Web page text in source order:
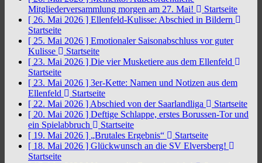
Mitgliederversammlung morgen am 27. Mai!
Startseite
[ 26. Mai 2026 ] Ellenfeld-Kulisse: Abschied in Bildern
Startseite
[ 25. Mai 2026 ] Emotionaler Saisonabschluss vor guter
Kulisse
Startseite
[ 23. Mai 2026 ] Die vier Musketiere aus dem Ellenfeld
Startseite
[ 23. Mai 2026 ] 3er-Kette: Namen und Notizen aus dem
Ellenfeld
Startseite
[ 22. Mai 2026 ] Abschied von der Saarlandliga
Startseite
[ 20. Mai 2026 ] Deftige Schlappe, erstes Borussen-Tor und
ein Spielabbruch
Startseite
[ 19. Mai 2026 ] „Brutales Ergebnis“
Startseite
[ 18. Mai 2026 ] Glückwunsch an die SV Elversberg!
Startseite